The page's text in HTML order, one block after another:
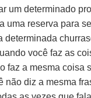
um determinado
uma reserva para
determinada
você faz as
faz a mesma coisa
não diz a mesma